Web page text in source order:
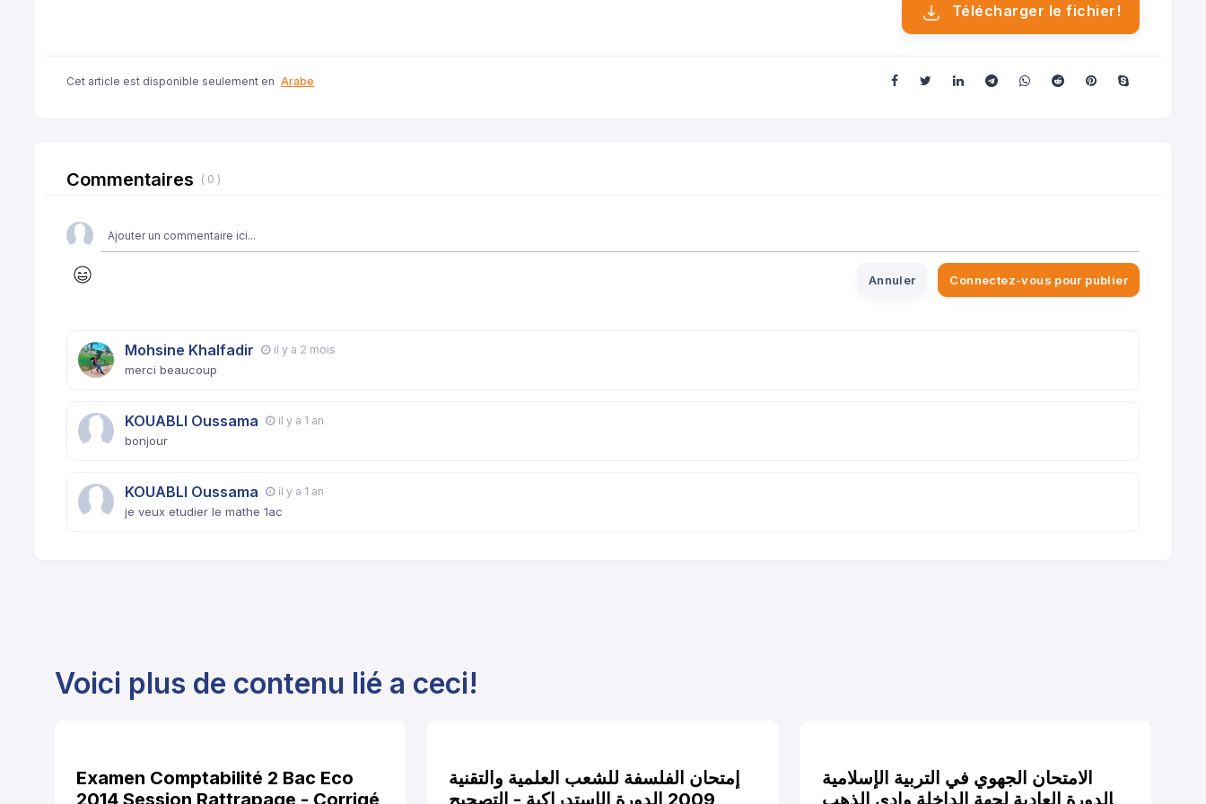
Télécharger le fichier!
Cet article est disponible seulement en Arabe
Commentaires ( 0 )
Annuler Connectez-vous pour publier
Mohsine Khalfadir il y a 2 mois
merci beaucoup
KOUABLI Oussama il y a 1 an
bonjour
KOUABLI Oussama il y a 1 an
je veux etudier le mathe 1ac
Voici plus de contenu lié a ceci!
Examen Comptabilité 2 Bac Eco
إمتحان الفلسفة للشعب العلمية والتقنية
الامتحان الجهوي في التربية الإسلامية